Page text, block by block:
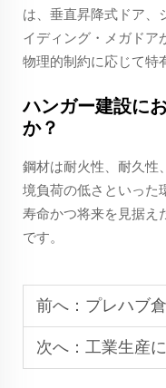
は、垂直昇降式ドア、
イディング・メガドア
物理的制約に応じて特
ハンガー建設に
か？
鋼材は耐火性、耐久性
境負荷の低さといった
寿命かつ将来を見据え
です。
前へ： プレハブ倉庫が産
次へ： 工業生産にお